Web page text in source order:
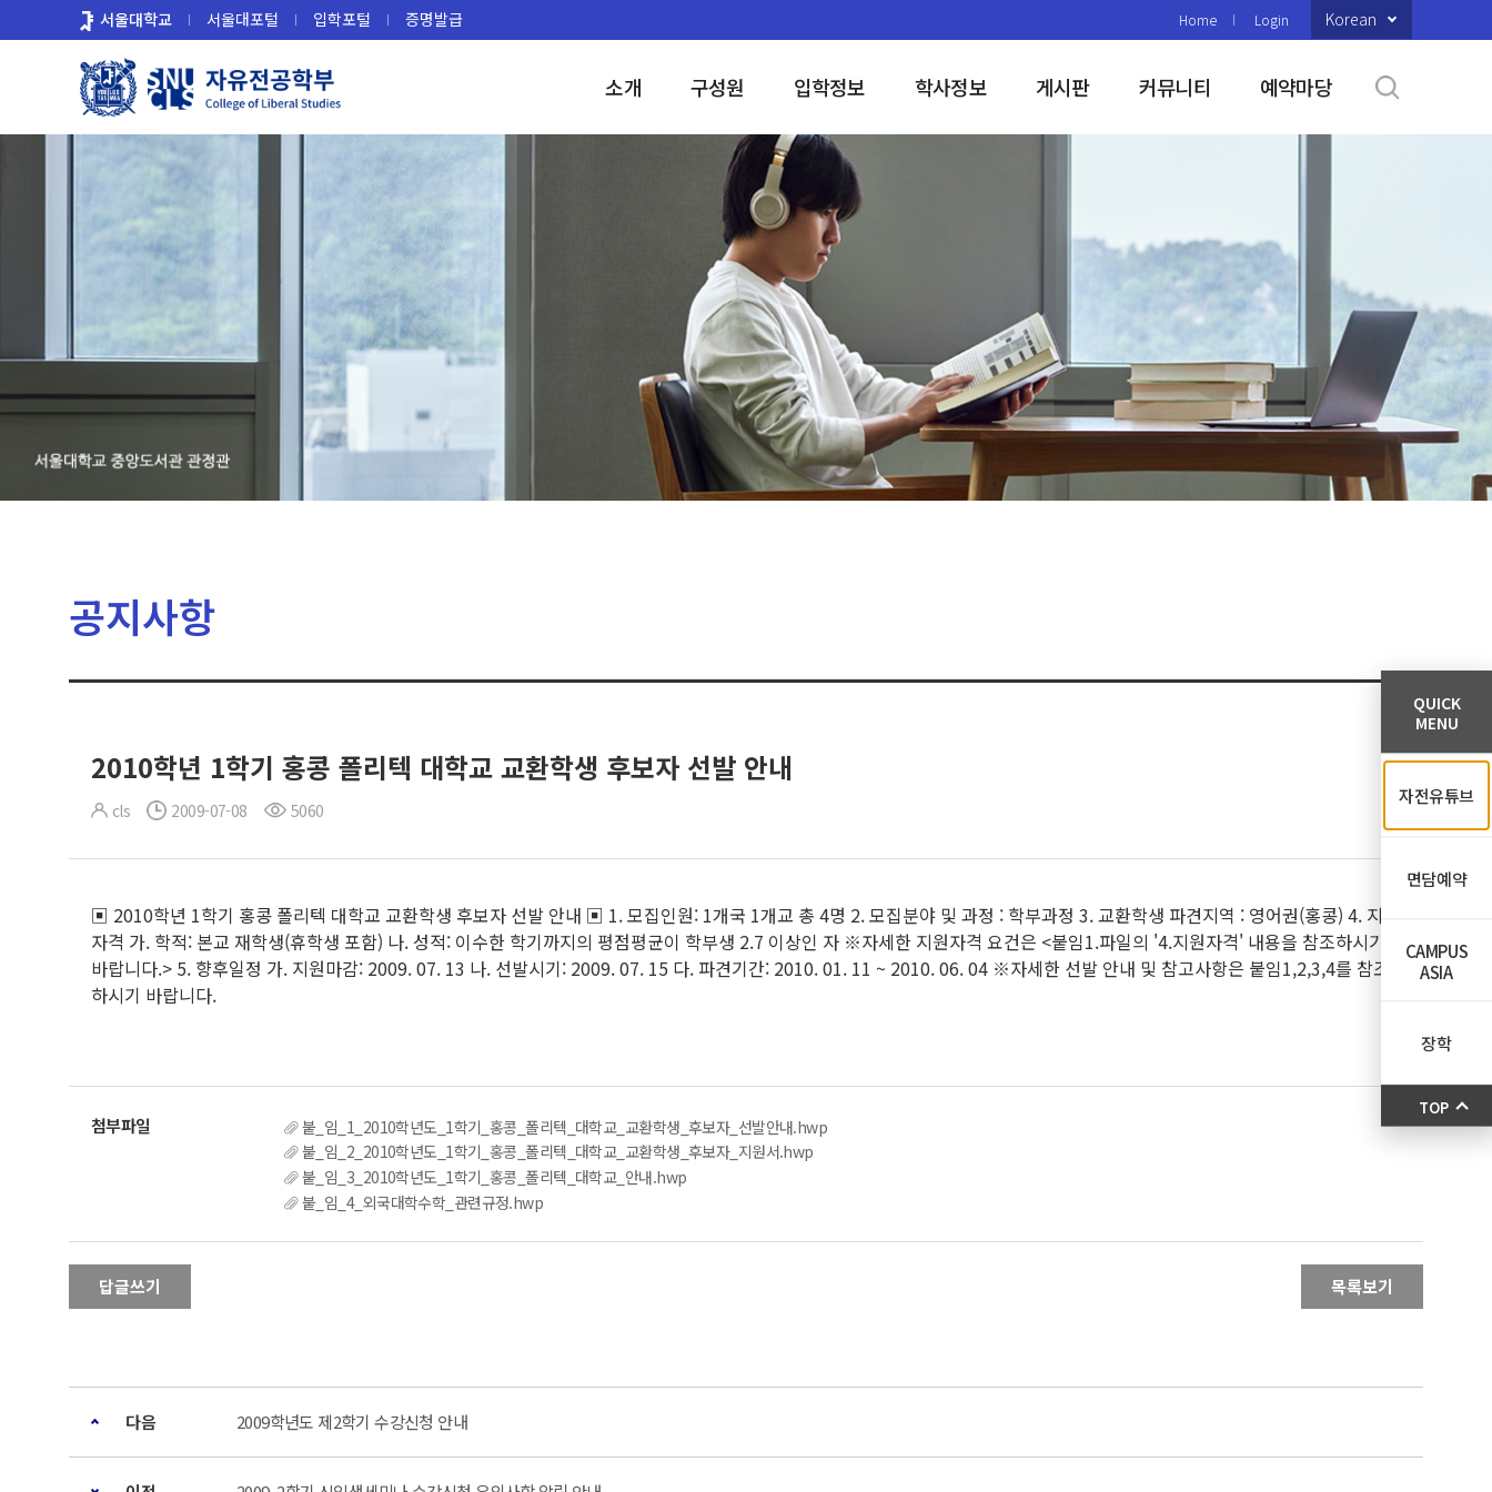
로
서울대학교 서울대포털 입학포털 증명발급 Home Login Korean
소개 구성원 입학정보 학사정보 게시판 커뮤니티 예약마당
공지사항
2010학년 1학기 홍콩 폴리텍 대학교 교환학생 후보자 선발 안내
cls 2009-07-08 5060
▣ 2010학년 1학기 홍콩 폴리텍 대학교 교환학생 후보자 선발 안내 ▣ 1. 모집인원: 1개국 1개교 총 4명 2. 모집분야 및 과정 : 학부과정 3. 교환학생 파견지역 : 영어권(홍콩) 4. 지원
자격 가. 학적: 본교 재학생(휴학생 포함) 나. 성적: 이수한 학기까지의 평점평균이 학부생 2.7 이상인 자 ※자세한 지원자격 요건은 <붙임1.파일의 '4.지원자격' 내용을 참조하시기
바랍니다.> 5. 향후일정 가. 지원마감: 2009. 07. 13 나. 선발시기: 2009. 07. 15 다. 파견기간: 2010. 01. 11 ~ 2010. 06. 04 ※자세한 선발 안내 및 참고사항은 붙임1,2,3,4를 참조
하시기 바랍니다.
붙_임_1_2010학년도_1학기_홍콩_폴리텍_대학교_교환학생_후보자_선발안내.hwp
붙_임_2_2010학년도_1학기_홍콩_폴리텍_대학교_교환학생_후보자_지원서.hwp
붙_임_3_2010학년도_1학기_홍콩_폴리텍_대학교_안내.hwp
붙_임_4_외국대학수학_관련규정.hwp
답글쓰기 목록보기
다음 2009학년도 제2학기 수강신청 안내
QUICK
MENU
자전유튜브
면담예약
CAMPUS
ASIA
장학
TOP